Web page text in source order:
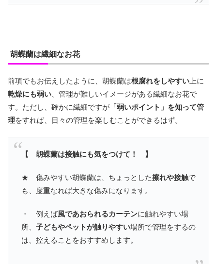
胡蝶蘭は繊細なお花
前項でもお伝えしたように、胡蝶蘭は根腐れをしやすい 上に
乾燥にも弱い 、管理が難しいイメージがある繊細なお花で
す。ただし、確かに繊細ですが 「弱いポイント」を知って管
理をすれば、日々の管理を楽しむことができるはず。
【 胡蝶蘭は接触にも気をつけて！ 】
★ 傷みやすい胡蝶蘭は、ちょっとした擦れや接触で
も、度重なれば大きな傷みになります。
・ 例えば風であおられるカーテンに触れやすい場
所、 子どもやペットが触りやすい場所で管理をするの
は、控えることをおすすめします。